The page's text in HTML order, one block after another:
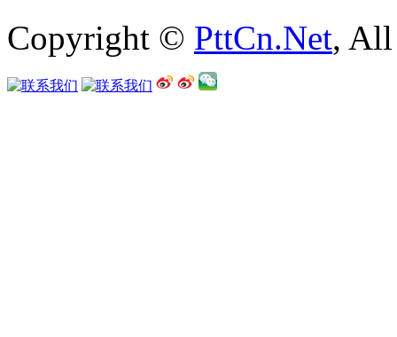
Copyright © PttCn.Net,